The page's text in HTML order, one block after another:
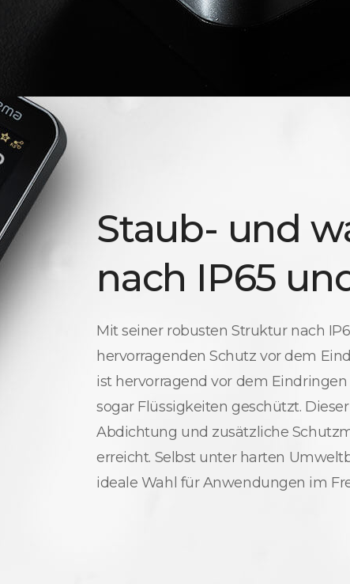
Staub- und
nach IP65
Mit seiner robusten Struktur nach
hervorragenden Schutz vor dem
ist hervorragend vor dem
sogar Flüssigkeiten geschützt.
Abdichtung und zusätzliche
erreicht. Selbst unter harten
ideale Wahl für Anwendungen im